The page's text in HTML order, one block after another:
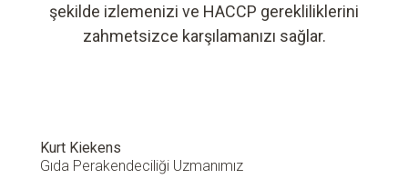
şekilde izlemenizi ve HACCP gerekliliklerini
zahmetsizce karşılamanızı sağlar.
Kurt Kiekens
Gıda Perakendeciliği Uzmanımız